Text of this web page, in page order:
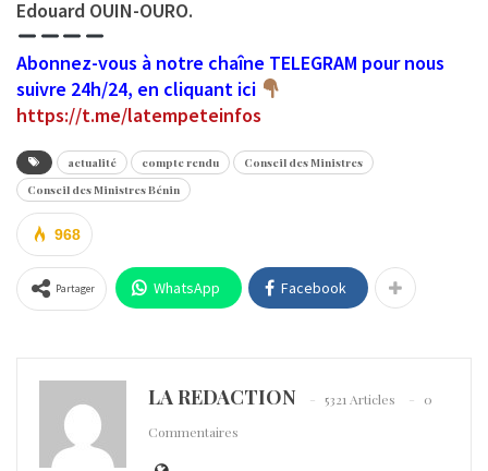
Edouard OUIN-OURO.
Abonnez-vous à notre chaîne TELEGRAM pour nous
suivre 24h/24, en cliquant ici
https://t.me/latempeteinfos
actualité compte rendu
Conseil des Ministres
Conseil des Ministres Bénin
968
Partager WhatsApp Facebook
LA REDACTION 5321 Articles
0
Commentaires